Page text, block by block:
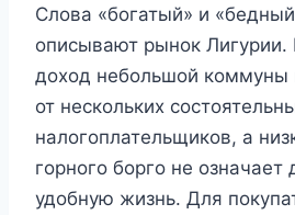
Слова «богатый» и
описывают рынок Лигурии.
доход небольшой коммуны
от нескольких
налогоплательщиков, а
горного борго не
удобную жизнь. Для